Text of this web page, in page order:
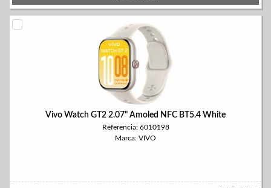
Vivo Watch GT2 2.07" Amoled NFC BT5.4 White
Referencia: 6010198
Marca: VIVO